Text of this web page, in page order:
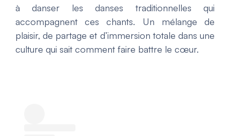
à danser les danses traditionnelles qui
accompagnent ces chants. Un mélange de
plaisir, de partage et d’immersion totale dans une
culture qui sait comment faire battre le cœur.